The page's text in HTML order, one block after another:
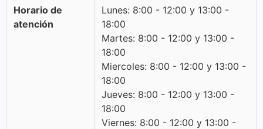
Horario de
atención
Lunes: 8:00 - 12:00 y 13:00 -
18:00
Martes: 8:00 - 12:00 y 13:00 -
18:00
Miercoles: 8:00 - 12:00 y 13:00 -
18:00
Jueves: 8:00 - 12:00 y 13:00 -
18:00
Viernes: 8:00 - 12:00 y 13:00 -